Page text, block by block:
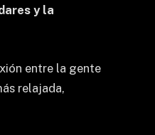
y la
entre la gente
relajada,